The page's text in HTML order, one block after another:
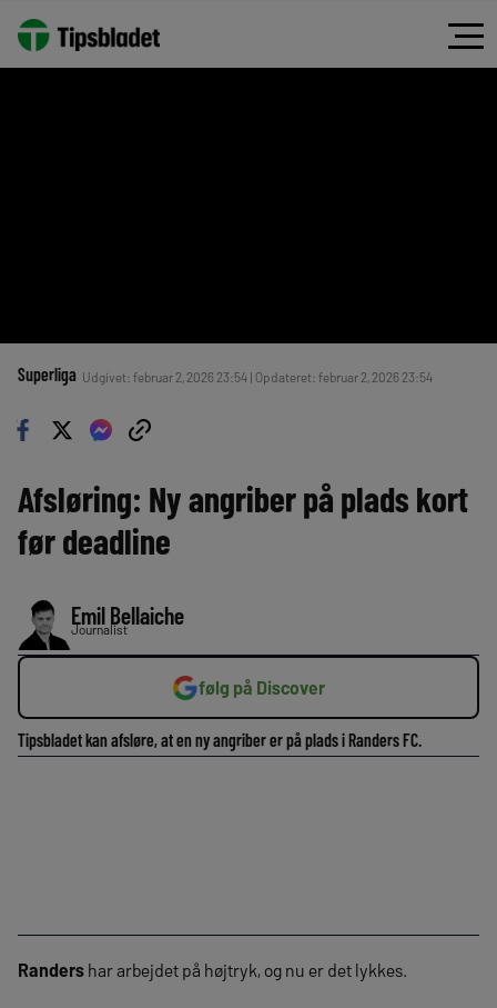
Superliga Udgivet: februar 2, 2026 23:54 | Opdateret: februar 2, 2026 23:54
Afsløring: Ny angriber på plads kort
før deadline
Emil Bellaiche
Journalist
følg på Discover
Tipsbladet kan afsløre, at en ny angriber er på plads i Randers FC.
Randers har arbejdet på højtryk, og nu er det lykkes.